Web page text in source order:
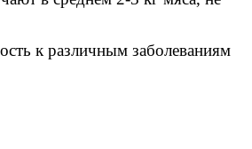
к различным заболеваниям